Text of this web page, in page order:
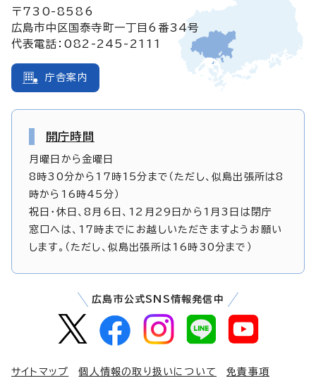
〒730-8586
広島市中区国泰寺町一丁目6番34号
代表電話：082-245-2111
庁舎案内
開庁時間
月曜日から金曜日
8時30分から17時15分まで（ただし、似島出張所は8
時から16時45分）
祝日・休日、8月6日、12月29日から1月3日は閉庁
窓口へは、17時までにお越しいただきますようお願い
します。（ただし、似島出張所は16時30分まで）
広島市公式SNS情報発信中
サイトマップ 個人情報の取り扱いについて 免責事項